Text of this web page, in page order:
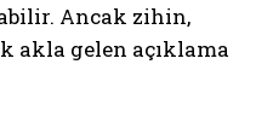
Ancak zihin,
akla gelen açıklama